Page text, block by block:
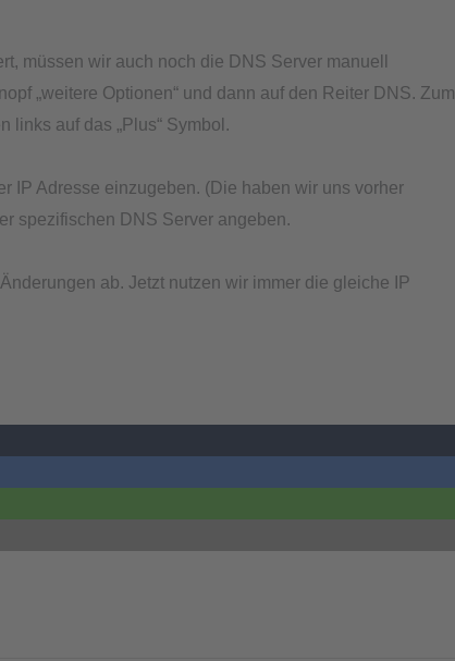
müssen wir auch noch die DNS Server manuell
„weitere Optionen“ und dann auf den Reiter DNS. Zum
links auf das „Plus“ Symbol.
IP Adresse einzugeben. (Die haben wir uns vorher
spezifischen DNS Server angeben.
ab. Jetzt nutzen wir immer die gleiche IP